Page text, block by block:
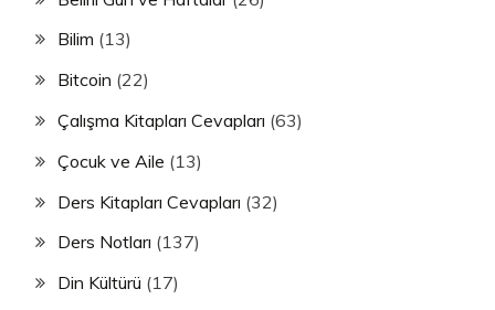
Bilim (13)
Bitcoin (22)
Çalışma Kitapları Cevapları (63)
Çocuk ve Aile (13)
Ders Kitapları Cevapları (32)
Ders Notları (137)
Din Kültürü (17)